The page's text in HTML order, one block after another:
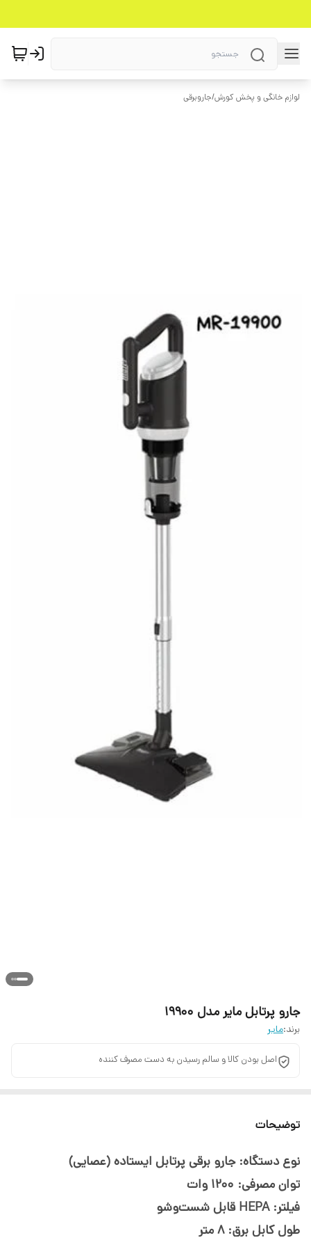
لوازم خانگی و پخش کورش/جاروبرقی
جارو پرتابل مایر مدل 19900
برند:مایر
اصل بودن کالا و سالم رسیدن به دست مصرف کننده
توضیحات
نوع دستگاه: جارو برقی پرتابل ایستاده (عصایی)
توان مصرفی: 1200 وات
فیلتر: HEPA قابل شست‌وشو
طول کابل برق: ۸ متر